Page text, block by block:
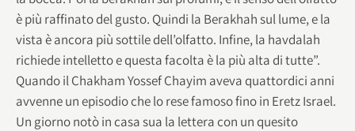
è più raffinato del gusto. Quindi la Berakhah sul lume, e la
vista è ancora più sottile dell’olfatto. Infine, la havdalah
richiede intelletto e questa facolta è la più alta di tutte”.
Quando il Chakham Yossef Chayim aveva quattordici anni
avvenne un episodio che lo rese famoso fino in Eretz Israel.
Un giorno notò in casa sua la lettera con un quesito